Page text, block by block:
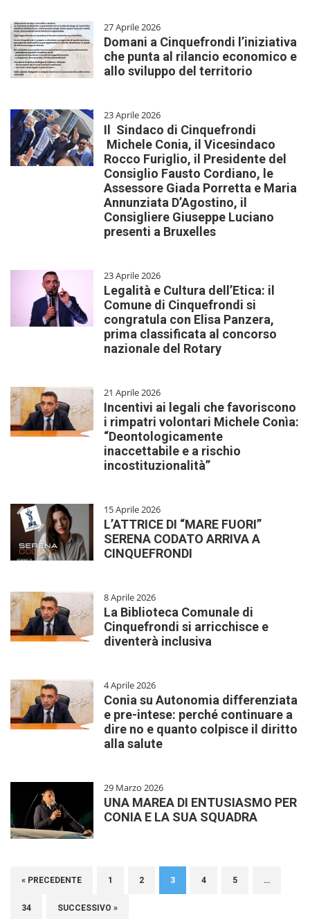
27 Aprile 2026
Domani a Cinquefrondi l’iniziativa
che punta al rilancio economico e
allo sviluppo del territorio
23 Aprile 2026
Il Sindaco di Cinquefrondi
Michele Conia, il Vicesindaco
Rocco Furiglio, il Presidente del
Consiglio Fausto Cordiano, le
Assessore Giada Porretta e Maria
Annunziata D’Agostino, il
Consigliere Giuseppe Luciano
presenti a Bruxelles
23 Aprile 2026
Legalità e Cultura dell’Etica: il
Comune di Cinquefrondi si
congratula con Elisa Panzera,
prima classificata al concorso
nazionale del Rotary
21 Aprile 2026
Incentivi ai legali che favoriscono
i rimpatri volontari Michele Conìa:
“Deontologicamente
inaccettabile e a rischio
incostituzionalità”
15 Aprile 2026
L’ATTRICE DI “MARE FUORI”
SERENA CODATO ARRIVA A
CINQUEFRONDI
8 Aprile 2026
La Biblioteca Comunale di
Cinquefrondi si arricchisce e
diventerà inclusiva
4 Aprile 2026
Conia su Autonomia differenziata
e pre-intese: perché continuare a
dire no e quanto colpisce il diritto
alla salute
29 Marzo 2026
UNA MAREA DI ENTUSIASMO PER
CONIA E LA SUA SQUADRA
« PRECEDENTE 1 2 3 4 5 …
34 SUCCESSIVO »